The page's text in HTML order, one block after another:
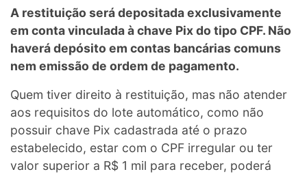
A restituição será depositada exclusivamente
em conta vinculada à chave Pix do tipo CPF. Não
haverá depósito em contas bancárias comuns
nem emissão de ordem de pagamento.
Quem tiver direito à restituição, mas não atender
aos requisitos do lote automático, como não
possuir chave Pix cadastrada até o prazo
estabelecido, estar com o CPF irregular ou ter
valor superior a R$ 1 mil para receber, poderá